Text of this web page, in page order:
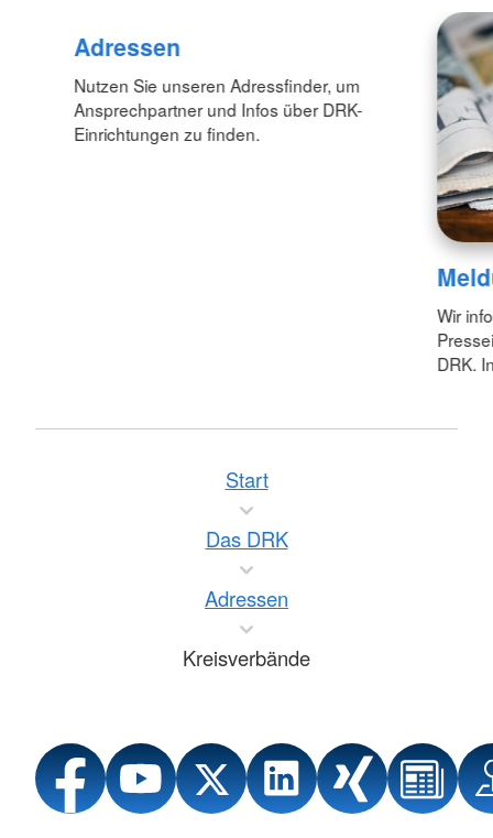
Adressen
Nutzen Sie unseren Adressfinder, um
Ansprechpartner und Infos über DRK-
Einrichtungen zu finden.
Wir
DRK.
Start
Das DRK
Adressen
Kreisverbände